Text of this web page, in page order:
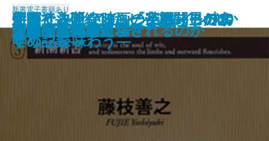
本能の力
新聞社―破綻したビジネスモデル
―
幕末バトル・ロワイヤル
新書で入門 アインシュタイン丸か
じり
お坊さんが困る仏教の話
不動心
新書で入門 ジャズの歴史
ワインと外交
「法令遵守」が日本を滅ぼす
徳川将軍家の演出力
新書電子書籍あり
使ってみたい映画の英語―男の名
セリフを味わう―
字がうまくなる―「字配り」のす
すめ―
ウェブ人間論
迷いと決断―ソニーと格闘した10
年の記録―
宝石の裏側
人はなぜ簡単に騙されるのか
伊勢発見
会議で事件を起こせ
大奥の奥
環境問題の杞憂